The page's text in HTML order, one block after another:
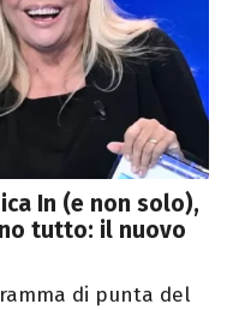
In (e non solo),
tutto: il nuovo
di punta del